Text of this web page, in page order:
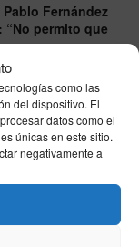
como las
del dispositivo. El
datos como el
únicas en este sitio.
negativamente a
Fernández
permito que